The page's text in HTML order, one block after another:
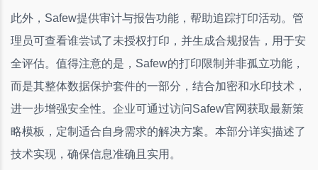
此外，Safew提供审计与报告功能，帮助追踪打印活动。管
理员可查看谁尝试了未授权打印，并生成合规报告，用于安
全评估。值得注意的是，Safew的打印限制并非孤立功能，
而是其整体数据保护套件的一部分，结合加密和水印技术，
进一步增强安全性。企业可通过访问Safew官网获取最新策
略模板，定制适合自身需求的解决方案。本部分详实描述了
技术实现，确保信息准确且实用。